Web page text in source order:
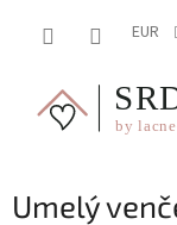
EUR
Umelý